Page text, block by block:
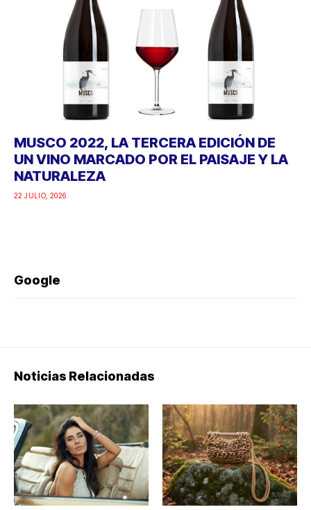
MUSCO 2022, LA TERCERA EDICIÓN DE
UN VINO MARCADO POR EL PAISAJE Y LA
NATURALEZA
22 JULIO, 2026
Google
Noticias Relacionadas